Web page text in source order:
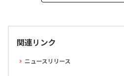
関連リンク
ニュースリリース